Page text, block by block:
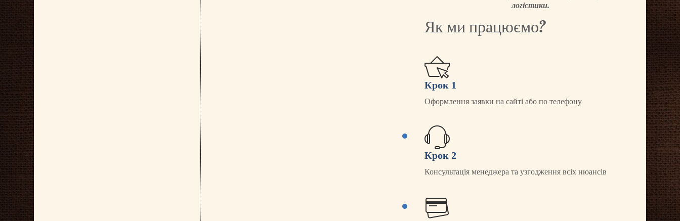
логістики.
Як ми працюємо?
Крок 1
Оформлення заявки на сайті або по телефону
Крок 2
Консультація менеджера та узгодження всіх нюансів